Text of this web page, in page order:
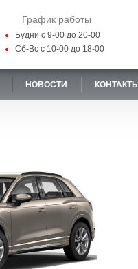
График работы
Будни с 9-00 до 20-00
Сб-Вс с 10-00 до 18-00
НОВОСТИ КОНТАКТЫ